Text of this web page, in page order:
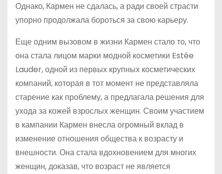
Однако, Кармен не сдалась, а ради своей страсти
упорно продолжала бороться за свою карьеру.
Еще одним вызовом в жизни Кармен стало то, что
она стала лицом марки модной косметики Estée
Lauder, одной из первых крупных косметических
компаний, которая в тот момент не представляла
старение как проблему, а предлагала решения для
ухода за кожей взрослых женщин. Своим участием
в кампании Кармен внесла огромный вклад в
изменение отношения общества к возрасту и
внешности. Она стала вдохновением для многих
женщин, доказав, что возраст не является